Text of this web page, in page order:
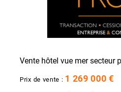
Vente hôtel vue mer secteur
Prix de vente : 1 269 000 €